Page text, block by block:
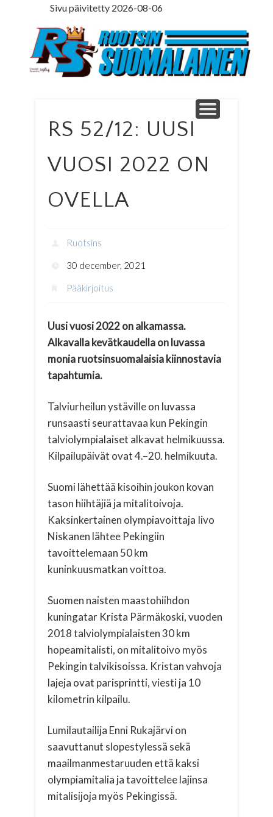
Sivu päivitetty 2026-08-06
ETUSIVU
PÄÄKIRJOITUS
MINNE MENNÄ
ILMOITUSOSASTO
LEHTITILAUS
NETTILEHTI
LEDARE PÅ SVENSKA
YHTEYSTIEDOT
RS 52/12: UUSI
VUOSI 2022 ON
OVELLA
Ruotsins
30 december, 2021
Pääkirjoitus
Uusi vuosi 2022 on alkamassa.
Alkavalla kevätkaudella on luvassa
monia ruotsinsuomalaisia kiinnostavia
tapahtumia.
Talviurheilun ystäville on luvassa
runsaasti seurattavaa kun Pekingin
talviolympialaiset alkavat helmikuussa.
Kilpailupäivät ovat 4.–20. helmikuuta.
Suomi lähettää kisoihin joukon kovan
tason hiihtäjiä ja mitalitoivoja.
Kaksinkertainen olympiavoittaja Iivo
Niskanen lähtee Pekingiin
tavoittelemaan 50 km
kuninkuusmatkan voittoa.
Suomen naisten maastohiihdon
kuningatar Krista Pärmäkoski, vuoden
2018 talviolympialaisten 30 km
hopeamitalisti, on mitalitoivo myös
Pekingin talvikisoissa. Kristan vahvoja
lajeja ovat parisprintti, viesti ja 10
kilometrin kilpailu.
Lumilautailija Enni Rukajärvi on
saavuttanut slopestylessä sekä
maailmanmestaruuden että kaksi
olympiamitalia ja tavoittelee lajinsa
mitalisijoja myös Pekingissä.